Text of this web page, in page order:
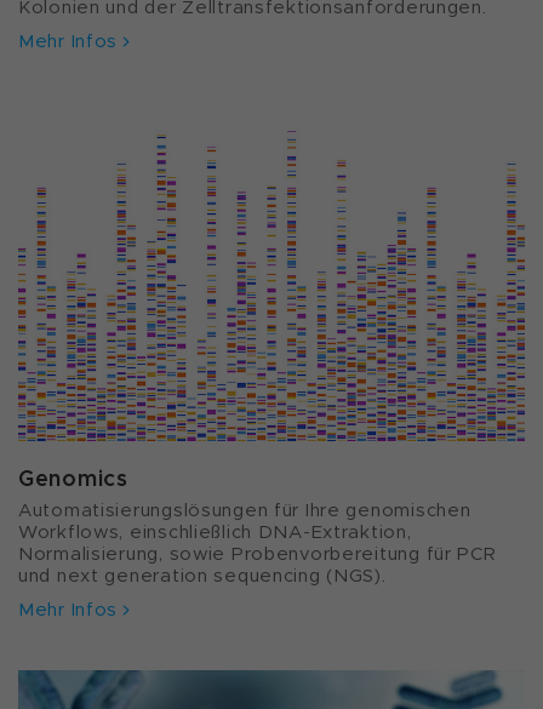
Kolonien und der Zelltransfektionsanforderungen.
Mehr Infos
Genomics
Automatisierungslösungen für Ihre genomischen
Workflows, einschließlich DNA-Extraktion,
Normalisierung, sowie Probenvorbereitung für PCR
und next generation sequencing (NGS).
Mehr Infos